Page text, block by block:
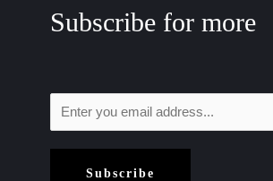
Subscribe for more
Subscribe